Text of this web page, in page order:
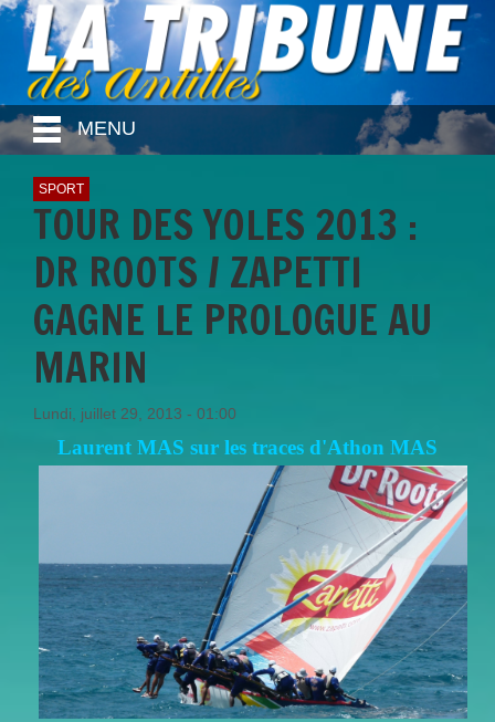
MENU
SPORT
TOUR DES YOLES 2013 :
DR ROOTS / ZAPETTI
GAGNE LE PROLOGUE AU
MARIN
Lundi, juillet 29, 2013 - 01:00
Laurent MAS sur les traces d'Athon MAS